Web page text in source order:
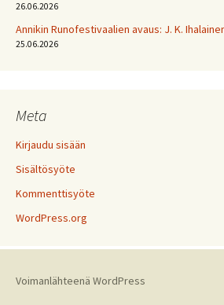
26.06.2026
Annikin Runofestivaalien avaus: J. K.
25.06.2026
Meta
Kirjaudu sisään
Sisältösyöte
Kommenttisyöte
WordPress.org
Voimanlähteenä WordPress